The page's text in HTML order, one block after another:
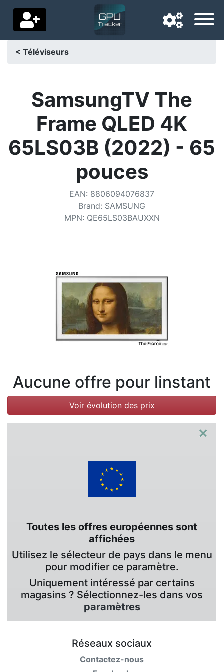
Pays de livraison
Accueil
Baisses de prix
Paramètres
Contactez-nous
< Téléviseurs
SamsungTV The
Frame QLED 4K
65LS03B (2022) - 65
pouces
EAN: 8806094076837
Brand: SAMSUNG
MPN: QE65LS03BAUXXN
Aucune offre pour linstant
Voir évolution des prix
×
Toutes les offres européennes sont
affichées
Utilisez le sélecteur de pays dans le menu
pour modifier ce paramètre.
Uniquement intéressé par certains
magasins ? Sélectionnez-les dans vos
paramètres
Réseaux sociaux
Contactez-nous